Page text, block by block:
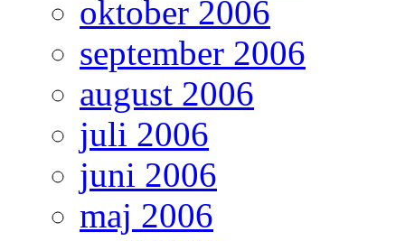
oktober 2006
september 2006
august 2006
juli 2006
juni 2006
maj 2006